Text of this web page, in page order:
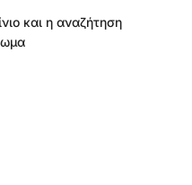
και η αναζήτηση